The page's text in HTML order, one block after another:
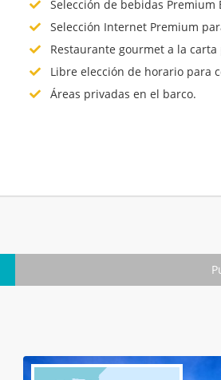
Selección de bebidas
Selección Internet Premium
Restaurante gourmet a la
Libre elección de horario para
Áreas privadas en el barco.